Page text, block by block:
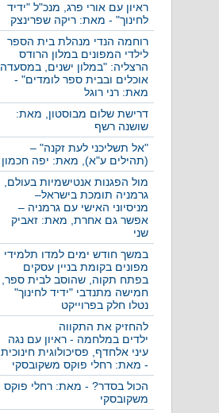
ראיון עם אורי פרג, מנכ"ל "ידיד
לחינוך" - מאת: ריקה שפרינצק
רוחמה הנדי מנהלת בית הספר
לילדי המפונים במלון הרודס
הרצליה: "במלון ישנים, במסעדה
אוכלים ובבית ספר לומדים" -
מאת: רני רוגל
דרישת שלום מבוסטון, מאת:
שושנה רשף
"אל תשליכני לעת זקנה" –
(תהילים ע"א), מאת: יפה חכמון
מול הפגנות אנטישמיות בעולם,
גרמניה תומכת בישראל–
מניסיוני האישי עם גרמניה –
אפשר גם אחרת, מאת: זאביק
שני
במשך חודש ימים למדו תלמידי
מפונים בקומת בניין עסקים
בפתח תקוה, שהוסב לבית ספר,
חמישה מתנדבי "ידיד לחינוך"
נטלו חלק בפרוייקט
להחזיק את התקווה
ילדים במלחמה - ראיון עם נגה
עיני אלחדף, פסיכולוגית חינוכית
- מאת: רחלי פוקס משקובסקי
הכול בסדר? - מאת: רחלי פוקס
משקובסקי